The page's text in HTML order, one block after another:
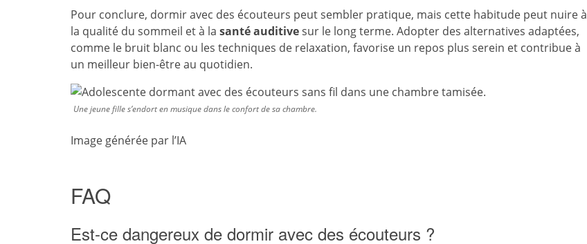
Pour conclure, dormir avec des écouteurs peut sembler pratique, mais cette habitude peut nuire à
la qualité du sommeil et à la santé auditivesur le long terme. Adopter des alternatives adaptées,
comme le bruit blanc ou les techniques de relaxation, favorise un repos plus serein et contribue à
un meilleur bien-être au quotidien.
Une jeune fille s’endort en musique dans le confort de sa chambre.
Image générée par l’IA
FAQ
Est-ce dangereux de dormir avec des écouteurs ?